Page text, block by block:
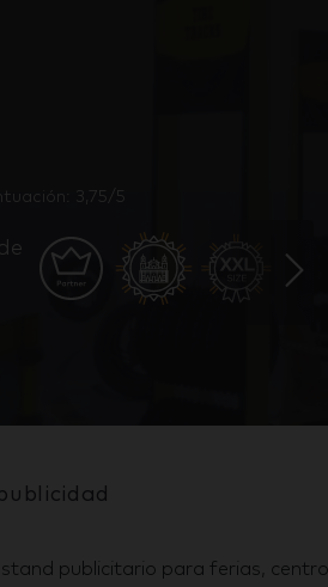
3,75/5
stand publicitario para ferias,